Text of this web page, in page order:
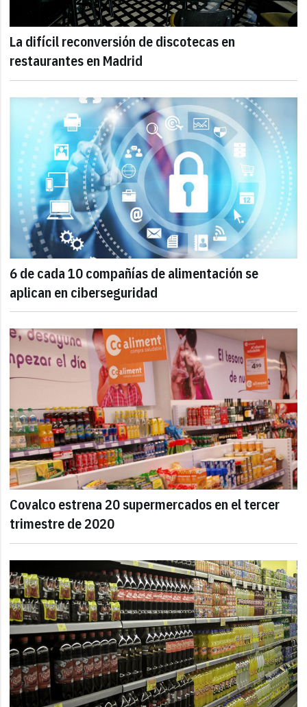
La difícil reconversión de discotecas en
restaurantes en Madrid
6 de cada 10 compañías de alimentación se
aplican en ciberseguridad
Covalco estrena 20 supermercados en el tercer
trimestre de 2020